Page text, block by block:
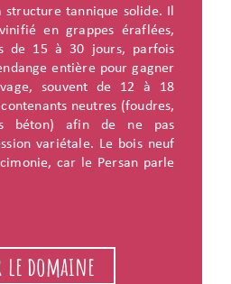
structure tannique solide. Il
en grappes éraflées,
de 15 à 30 jours, parfois
entière pour gagner
souvent de 12 à 18
neutres (foudres,
béton) afin de ne pas
variétale. Le bois neuf
car le Persan parle
le domaine